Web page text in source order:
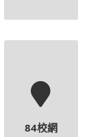
84校網